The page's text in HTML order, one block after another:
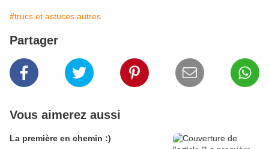
#trucs et astuces autres
Partager
Vous aimerez aussi
La première en chemin :)